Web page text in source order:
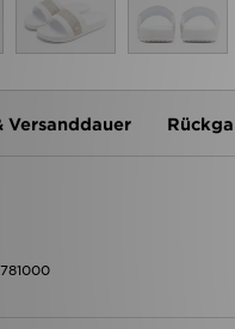
Versanddauer